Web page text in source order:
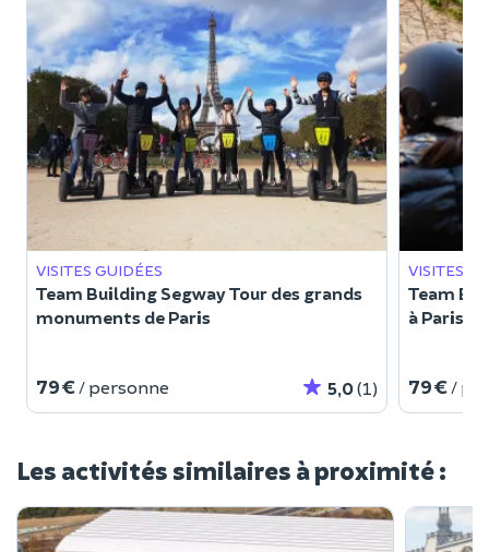
VISITES GUIDÉES
Team Building Segway Tour des grands
monuments de Paris
79 € / personne 5,0(1)
VISITES
Team
à Paris
79 € /
Les activités similaires à proximité :